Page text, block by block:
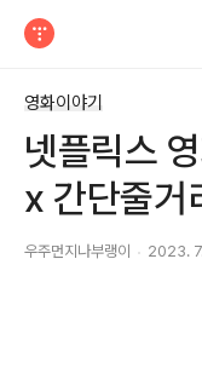
영화이야기
넷플릭스
x 간단줄거
우주먼지나부랭이 2023.